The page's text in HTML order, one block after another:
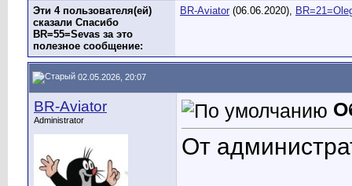
Эти 4 пользователя(ей)
сказали Спасибо
BR=55=Sevas за это
полезное сообщение:
BR-Aviator (06.06.2020),
02.05.2026, 20:07
BR-Aviator
Administrator
От